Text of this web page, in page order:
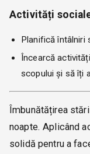
Activități
Planifică întâlniri
Încearcă
scopului și să îți
Îmbunătățirea
noapte. Aplicând
solidă pentru a